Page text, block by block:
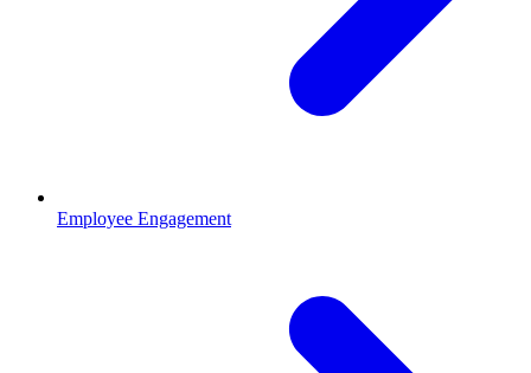
Employee Engagement